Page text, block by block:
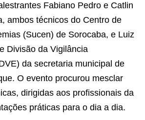
Fabiano Pedro e Catlin
ambos técnicos do Centro de
(Sucen) de Sorocaba, e Luiz
Divisão da Vigilância
da secretaria municipal de
O evento procurou mesclar
dirigidas aos profissionais da
práticas para o dia a dia.